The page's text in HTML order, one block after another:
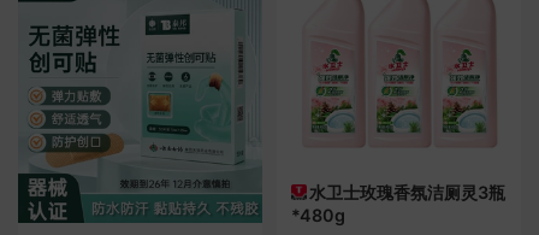
水卫士玫瑰香氛洁厕灵3瓶
*480g